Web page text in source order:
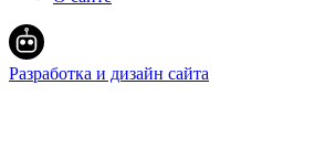
Разработка и дизайн сайта